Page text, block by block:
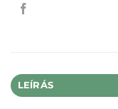
LEÍRÁS